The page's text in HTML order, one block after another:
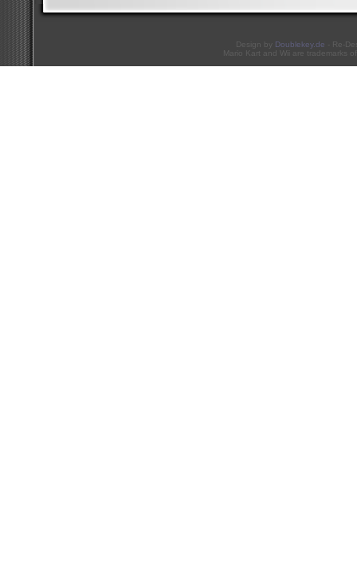
Design by Doublekey.de - Re-
Mario Kart and Wii are trademarks